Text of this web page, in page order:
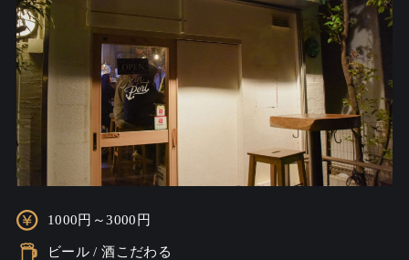
1000円～3000円
ビール / 酒こだわる